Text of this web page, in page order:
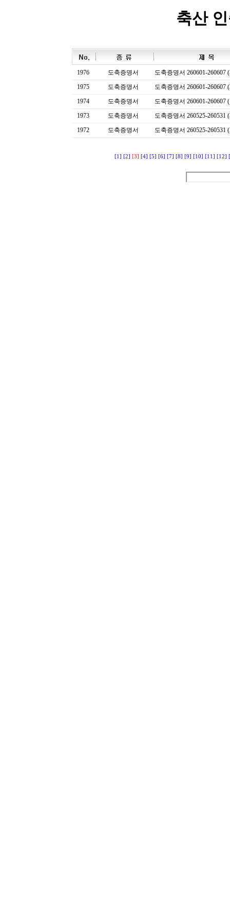
축산
1976 도축증명서
도축증명서 260601-260607
1975
도축증명서
도축증명서 260601-260607
1974
도축증명서
도축증명서 260601-260607
1973
도축증명서
도축증명서 260525-260531
1972
도축증명서 도축증명서 260525-260531
[1] [2] [3] [4] [5] [6] [7] [8] [9] [10] [11] [12]